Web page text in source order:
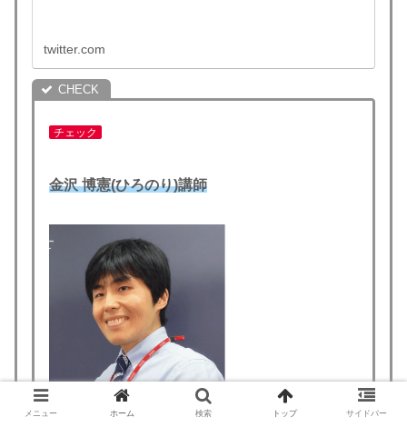
twitter.com
チェック
金沢 博憲(ひろのり)講師
メニュー ホーム 検索 トップ サイドバー